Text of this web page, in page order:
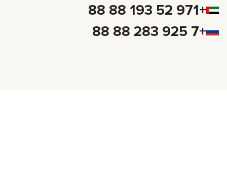
+971 52 193 88 88
+7 925 283 88 88